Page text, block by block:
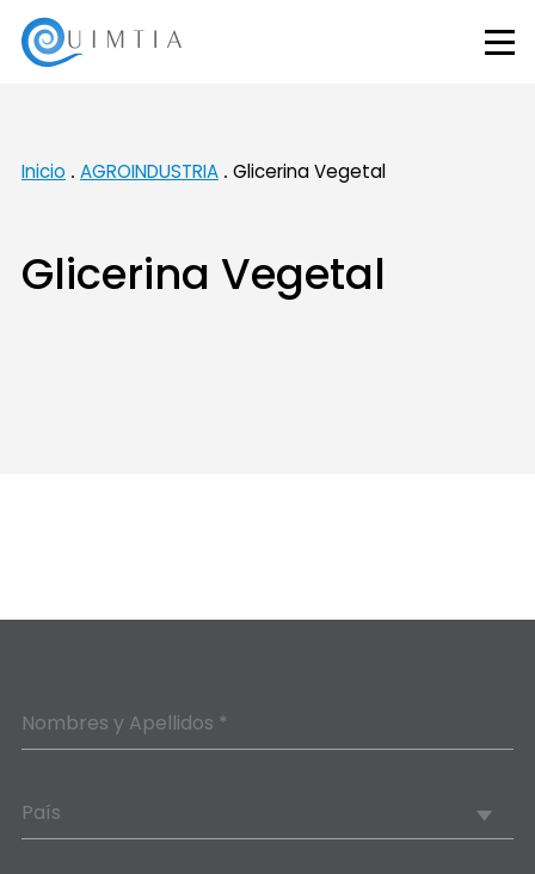
Inicio AGROINDUSTRIA Glicerina Vegetal
Glicerina Vegetal
Nombres y Apellidos *
País